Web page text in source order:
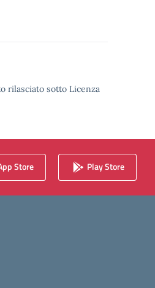
rilasciato sotto Licenza
Store Play Store